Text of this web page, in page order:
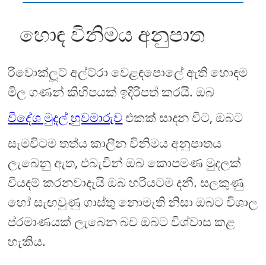
හොඳ විනිමය අනුපාත
රිවොක්ලූට් අල්ට්රා වෙළඳපොලේ ඇති හොඳම
මිල ගණන් කිහිපයක් ඉදිරිපත් කරයි. ඔබ
විදේශ මුදල් හුවමාරුව එකක් සාදන විට, ඔබට
සැමවිටම තත්ය කාලීන විනිමය අනුපාතය
ලැබෙනු ඇත, එබැවින් ඔබ කොපමණ මුදලක්
වියදම් කරනවාදැයි ඔබ හරියටම දනී. සලකුණු
හෝ සැඟවුණු ගාස්තු නොමැති නිසා ඔබට විශාල
ප්රමාණයක් ලැබෙන බව ඔබට විශ්වාස කළ
හැකිය.